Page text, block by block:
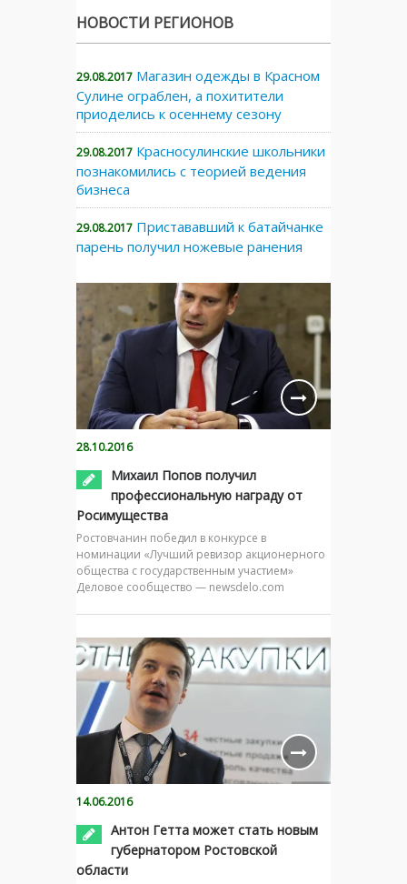
НОВОСТИ РЕГИОНОВ
29.08.2017 Магазин одежды в Красном
Сулине ограблен, а похитители
приоделись к осеннему сезону
29.08.2017 Красносулинские школьники
познакомились с теорией ведения
бизнеса
29.08.2017 Пристававший к батайчанке
парень получил ножевые ранения
28.10.2016
Михаил Попов получил
профессиональную награду от
Росимущества
Ростовчанин победил в конкурсе в
номинации «Лучший ревизор акционерного
общества с государственным участием»
Деловое сообщество — newsdelo.com
14.06.2016
Антон Гетта может стать новым
губернатором Ростовской
области